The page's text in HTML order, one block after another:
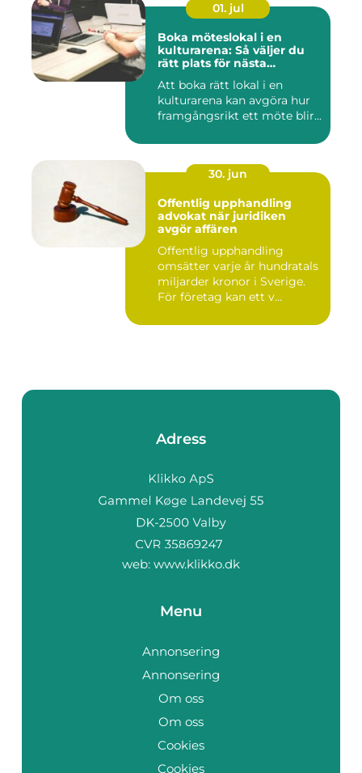
01. jul
Boka möteslokal i en
kulturarena: Så väljer du
rätt plats för nästa
Att boka rätt lokal i en
kulturarena kan avgöra hur
framgångsrikt ett möte blir...
30. jun
Offentlig upphandling
advokat när juridiken
avgör affären
Offentlig upphandling
omsätter varje år hundratals
miljarder kronor i Sverige.
För företag kan ett v...
Adress
web: www.klikko.dk
Menu
Annonsering
Annonsering
Om oss
Om oss
Cookies
Cookies